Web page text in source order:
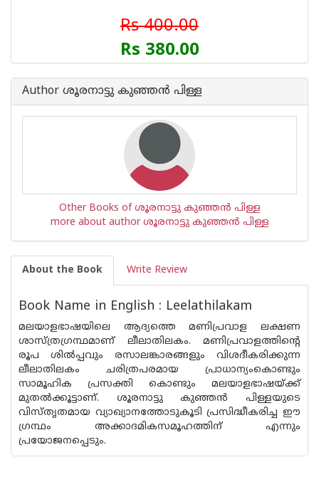
Rs 400.00
Rs 380.00
Author ശൂരനാട്ടു കുഞ്ഞന്‍ പിള്ള
Other Books of ശൂരനാട്ടു കുഞ്ഞന്‍ പിള്ള
more about author ശൂരനാട്ടു കുഞ്ഞന്‍ പിള്ള
About the Book Write Review
Book Name in English : Leelathilakam
മലയാളഭാഷയിലെ ആദ്യത്തെ മണിപ്രവാള ലക്ഷണ
ശാസ്ത്രഗ്രന്ഥമാണ് ലീലാതിലകം. മണിപ്രവാളത്തിന്റെ
രൂപ ശിൽപ്പവും രസാലങ്കാരങ്ങളും വിശദീകരിക്കുന്ന
ലീലാതിലകം ചരിത്രപരമായ പ്രാധാന്യംകൊണ്ടും
സാമൂഹിക പ്രസക്തി കൊണ്ടും മലയാളഭാഷയ്ക്ക്
മുതൽക്കൂട്ടാണ്. ശൂരനാട്ടു കുഞ്ഞൻ പിള്ളയുടെ
വിസ്തൃതമായ വ്യാഖ്യാനത്തോടുകൂടി പ്രസിദ്ധീകരിച്ച ഈ
ഗ്രന്ഥം അക്കാദമികസമൂഹത്തിന് എന്നും
പ്രയോജനപ്പെടും.